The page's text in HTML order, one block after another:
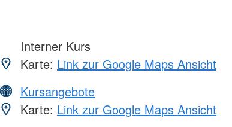
Interner Kurs
Karte: Link zur Google Maps Ansicht
Kursangebote
Karte: Link zur Google Maps Ansicht